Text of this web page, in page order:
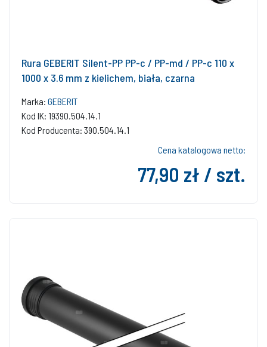
Rura GEBERIT Silent-PP PP-c / PP-md / PP-c 110 x
1000 x 3.6 mm z kielichem, biała, czarna
Marka: GEBERIT
Kod IK: 19390.504.14.1
Kod Producenta: 390.504.14.1
Cena katalogowa netto:
77,90 zł / szt.